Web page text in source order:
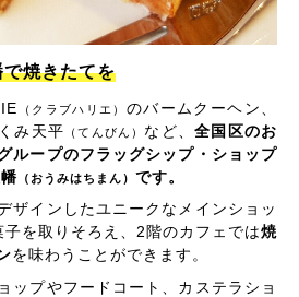
焼きたてを
（クラブハリエ） のバームクーヘン、
み天平 （てんびん） など、全国区のお
ループのフラッグシップ・ショップ
（おうみはちまん） です。
ザインしたユニークなメインショッ
を取りそろえ、2階のカフェでは焼
を味わうことができます。
ップやフードコート、カステラショ